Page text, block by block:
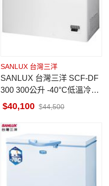
SANLUX 台灣三洋
SANLUX 台灣三洋 SCF-DF
300 300公升 -40°C低溫冷凍
櫃40,100 44,500